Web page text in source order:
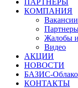
ПАРТНЕРЫ
КОМПАНИЯ
Вакансии
Жалобы
Видео
АКЦИИ
НОВОСТИ
БАЗИС-Облако
КОНТАКТЫ